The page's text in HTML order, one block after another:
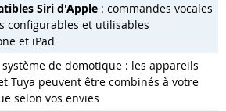
Siri d'Apple : commandes vocales
configurables et utilisables
et iPad
de domotique : les appareils
Tuya peuvent être combinés à votre
selon vos envies